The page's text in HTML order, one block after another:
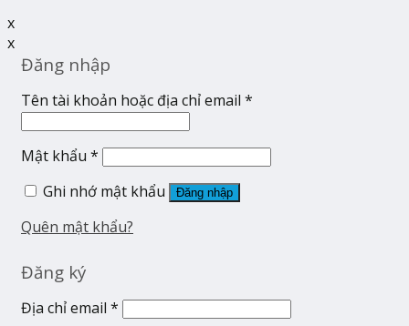
x
x
Đăng nhập
Tên tài khoản hoặc địa chỉ email *
Mật khẩu *
Ghi nhớ mật khẩu
Đăng nhập
Quên mật khẩu?
Đăng ký
Địa chỉ email *